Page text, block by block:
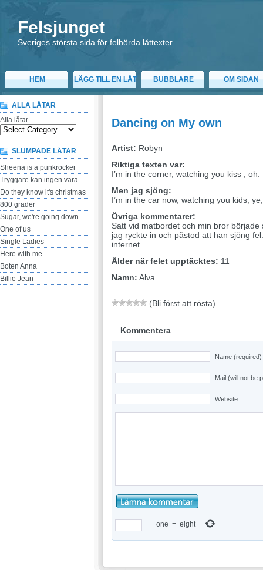
Felsjunget
Sveriges största sida för felhörda låttexter
HEM LÄGG TILL EN LÅT BUBBLARE OM SIDAN
ALLA LÅTAR
Alla låtar
SLUMPADE LÅTAR
Sheena is a punkrocker
Tryggare kan ingen vara
Do they know it's christmas
800 grader
Sugar, we're going down
One of us
Single Ladies
Here with me
Boten Anna
Billie Jean
Dancing on My own
Artist: Robyn
Riktiga texten var:
I’m in the corner, watching you kiss , oh.
Men jag sjöng:
I’m in the car now, watching you kids,
Övriga kommentarer:
Satt vid matbordet och min bror
jag ryckte in och påstod att han sjöng
internet …
Ålder när felet upptäcktes: 11
Namn: Alva
(Bli först att rösta)
Kommentera
Name (required)
Mail (will not be
Website
− one = eight